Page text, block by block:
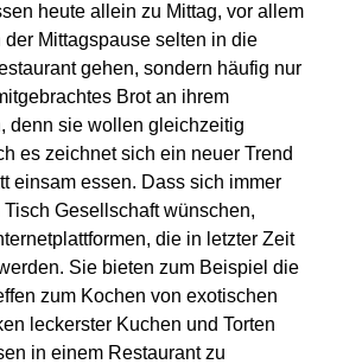
heute allein zu Mittag, vor allem
der Mittagspause selten in die
gehen, sondern häufig nur
Brot an ihrem
denn sie wollen gleichzeitig
es zeichnet sich ein neuer Trend
einsam essen. Dass sich immer
Gesellschaft wünschen,
die in letzter Zeit
Sie bieten zum Beispiel die
zum Kochen von exotischen
leckerster Kuchen und Torten
in einem Restaurant zu